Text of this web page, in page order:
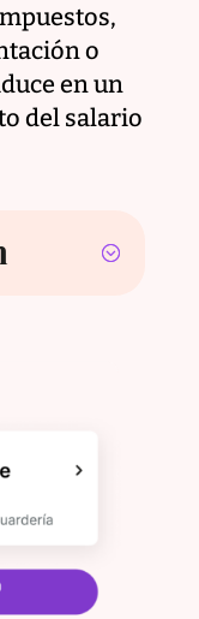
o
en un
del salario